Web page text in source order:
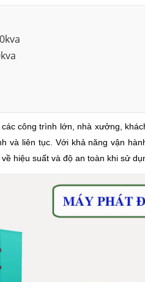
công trình lớn, nhà xưởng,
và liên tục. Với khả năng vận
hiệu suất và độ an toàn khi sử